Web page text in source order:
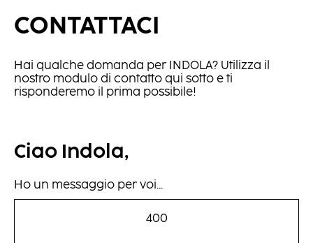
CONTATTACI
Hai qualche domanda per INDOLA? Utilizza il
nostro modulo di contatto qui sotto e ti
risponderemo il prima possibile!
Ciao Indola,
Ho un messaggio per voi...
400